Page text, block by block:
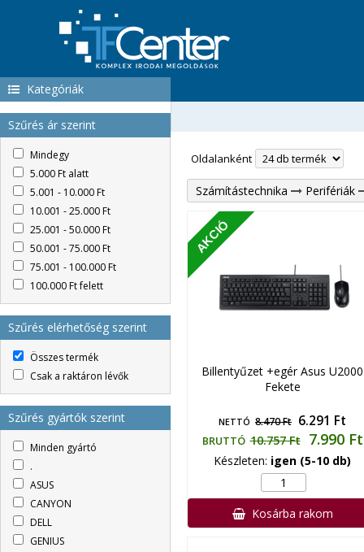
Kategóriák
Szűrés ár szerint
Mindegy
5.000 Ft alatt
5.001 - 10.000 Ft
10.001 - 25.000 Ft
25.001 - 50.000 Ft
50.001 - 75.000 Ft
75.001 - 100.000 Ft
100.000 Ft felett
Szűrés elérhetőség szerint
Összes termék
Csak a raktáron lévők
Szűrés gyártók szerint
Minden gyártó
.
ASUS
CANYON
DELL
GENIUS
Oldalanként
Számítástechnika Perifériák
AKCIÓ
Billentyűzet +egér Asus U2000
Fekete
NETTÓ 8.470 Ft 6.291 Ft
BRUTTÓ 10.757 Ft7.990 Ft
Készleten: igen (5-10 db)
Kosárba rakom